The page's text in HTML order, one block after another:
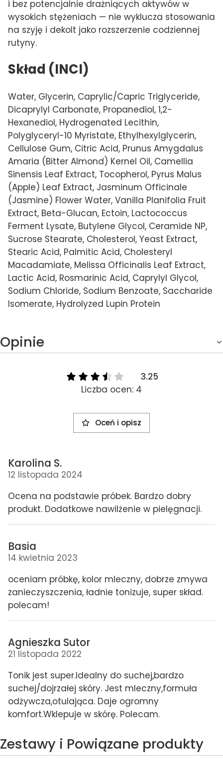
i bez potencjalnie drażniących aktywów w
wysokich stężeniach — nie wyklucza stosowania
na szyję i dekolt jako rozszerzenie codziennej
rutyny.
Skład (INCI)
Water, Glycerin, Caprylic/Capric Triglyceride,
Dicaprylyl Carbonate, Propanediol, 1,2-
Hexanediol, Hydrogenated Lecithin,
Polyglyceryl-10 Myristate, Ethylhexylglycerin,
Cellulose Gum, Citric Acid, Prunus Amygdalus
Amaria (Bitter Almond) Kernel Oil, Camellia
Sinensis Leaf Extract, Tocopherol, Pyrus Malus
(Apple) Leaf Extract, Jasminum Officinale
(Jasmine) Flower Water, Vanilla Planifolia Fruit
Extract, Beta-Glucan, Ectoin, Lactococcus
Ferment Lysate, Butylene Glycol, Ceramide NP,
Sucrose Stearate, Cholesterol, Yeast Extract,
Stearic Acid, Palmitic Acid, Cholesteryl
Macadamiate, Melissa Officinalis Leaf Extract,
Lactic Acid, Rosmarinic Acid, Caprylyl Glycol,
Sodium Chloride, Sodium Benzoate, Saccharide
Isomerate, Hydrolyzed Lupin Protein
Opinie
3.25
Liczba ocen: 4
Oceń i opisz
Karolina S.
12 listopada 2024
Ocena na podstawie próbek. Bardzo dobry
produkt. Dodatkowe nawilżenie w pielęgnacji.
Basia
14 kwietnia 2023
oceniam próbkę, kolor mleczny, dobrze zmywa
zanieczyszczenia, ładnie tonizuje, super skład.
polecam!
Agnieszka Sutor
21 listopada 2022
Tonik jest super.Idealny do suchej,bardzo
suchej/dojrzałej skóry. Jest mleczny,formuła
odżywcza,otulająca. Daje ogromny
komfort.Wklepuje w skórę. Polecam.
Zestawy i Powiązane produkty